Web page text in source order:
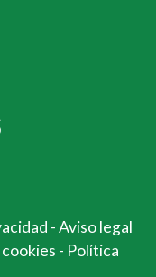
-Aviso legal
- Política